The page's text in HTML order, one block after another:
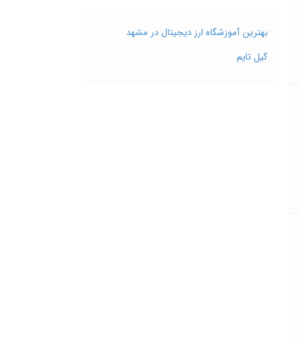
بهترین آموزشگاه ارز دیجیتال در مشهد
گیل تایم